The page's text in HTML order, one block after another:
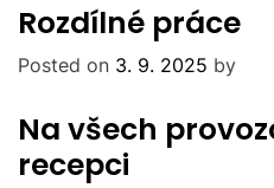
Rozdílné práce
Posted on 3. 9. 2025 by
Na všech
recepci